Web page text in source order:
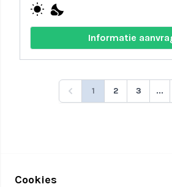
wb_sunny nights_stay
Informatie
1 2 3 ...
Cookies